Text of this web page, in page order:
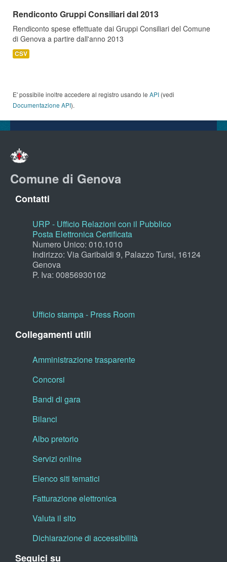
Rendiconto Gruppi Consiliari dal 2013
Rendiconto spese effettuate dai Gruppi Consiliari del Comune
di Genova a partire dall'anno 2013
CSV
E' possibile inoltre accedere al registro usando le API (vedi
Documentazione API).
Comune di Genova
Contatti
URP - Ufficio Relazioni con il Pubblico
Posta Elettronica Certificata
Numero Unico: 010.1010
Indirizzo: Via Garibaldi 9, Palazzo Tursi, 16124
Genova
P. Iva: 00856930102
Ufficio stampa - Press Room
Collegamenti utili
Amministrazione trasparente
Concorsi
Bandi di gara
Bilanci
Albo pretorio
Servizi online
Elenco siti tematici
Fatturazione elettronica
Valuta il sito
Dichiarazione di accessibilità
Seguici su